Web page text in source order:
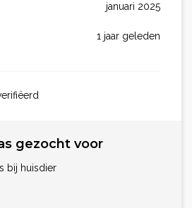
januari 2025
1 jaar geleden
gezocht voor
bij huisdier